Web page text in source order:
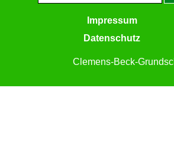
Impressum
Datenschutz
Clemens-Beck-